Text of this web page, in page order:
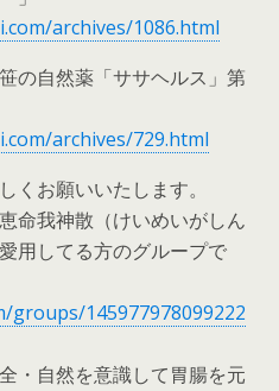
archives/1086.html
の自然薬「ササヘルス」第
archives/729.html
くお願いいたします。
命我神散（けいめいがしん
用してる方のグループで
groups/145977978099222
・自然を意識して胃腸を元